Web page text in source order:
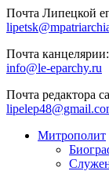
Почта Липецкой
Почта канцелярии:
info@le-eparchy.ru
Почта редактора
Митрополит